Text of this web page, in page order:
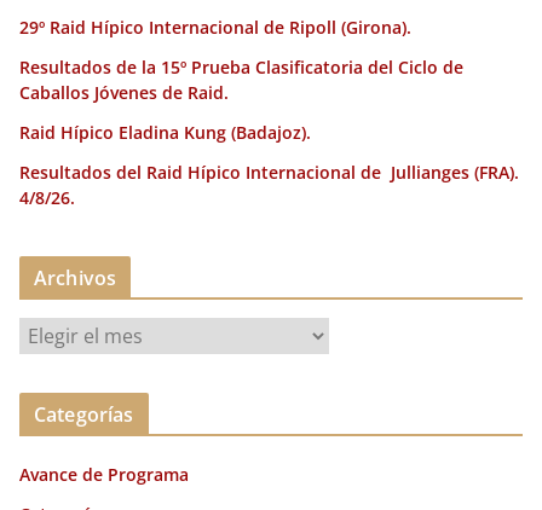
29º Raid Hípico Internacional de Ripoll (Girona).
Resultados de la 15º Prueba Clasificatoria del Ciclo de
Caballos Jóvenes de Raid.
Raid Hípico Eladina Kung (Badajoz).
Resultados del Raid Hípico Internacional de Jullianges (FRA).
4/8/26.
Archivos
r
c
v
Categorías
Avance de Programa